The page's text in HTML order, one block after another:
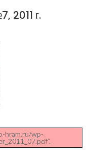
2011 г.
hram.ru/wp-